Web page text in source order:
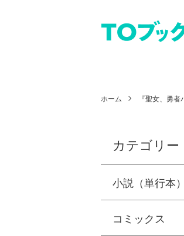
ホーム 『聖女、勇
カテゴリー
小説（単行本）
コミックス